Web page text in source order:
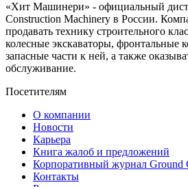
«Хит Машинери» - официальный
Construction Machinery в России.
продавать технику строительного
колесные экскаваторы, фронтальные
запасные части к ней, а также
обслуживание.
Посетителям
О компании
Новости
Карьера
Книга жалоб и предложений
Корпоративный журнал Ground
Контакты